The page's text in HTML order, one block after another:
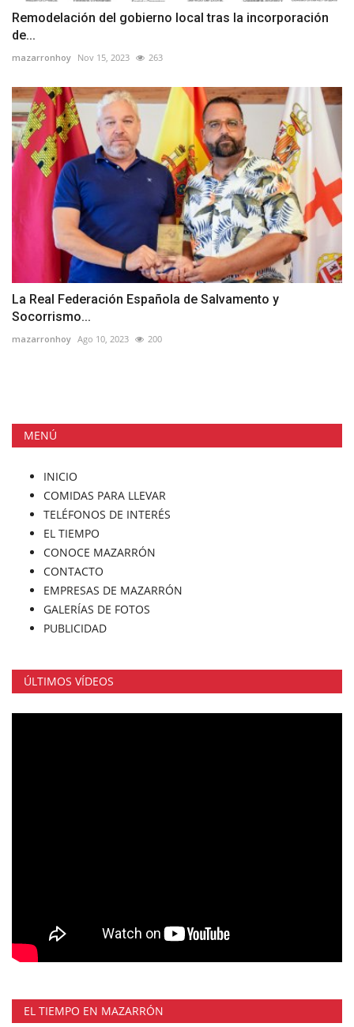
Remodelación del gobierno local tras la incorporación
de...
mazarronhoy Nov 15, 2023 263
La Real Federación Española de Salvamento y
Socorrismo...
mazarronhoy Ago 10, 2023 200
MENÚ
INICIO
COMIDAS PARA LLEVAR
TELÉFONOS DE INTERÉS
EL TIEMPO
CONOCE MAZARRÓN
CONTACTO
EMPRESAS DE MAZARRÓN
GALERÍAS DE FOTOS
PUBLICIDAD
ÚLTIMOS VÍDEOS
EL TIEMPO EN MAZARRÓN